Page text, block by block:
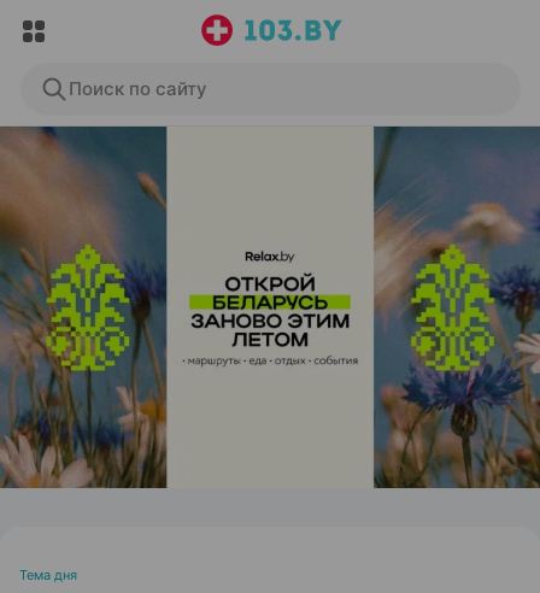
Поиск по сайту
ЭФФЕКТИВНАЯ РЕКЛАМА НА САЙТЕ
Тема дня